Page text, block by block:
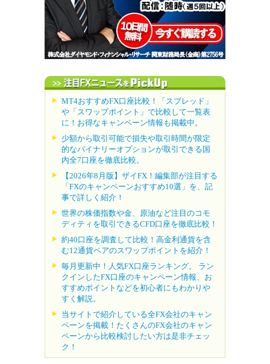
MT4おすすめFX口座比較！「スプレッド」
や「スワップポイント」で比較して一覧表
に！お得なキャンペーン情報も掲載中。
少額から取引可能で損失や取引時間が限定
的なバイナリーオプションが取引できる国
内全7口座を徹底比較。
【2026年8月版】ザイFX！編集部が注目する
「FXのキャンペーンおすすめ10選」を、記
事で詳しく紹介！
世界の株価指数や金、原油など注目のコモ
ディティを取引できるCFD口座を徹底比較！
約40口座を調査して比較！高金利通貨を含
む12通貨ペアのスワップポイントを紹介！
毎月更新中！人気FX口座ランキング。 ラン
クインしたFX口座のキャンペーン情報、お
すすめポイントなどを初心者にもわかりや
すく解説。
当サイトで紹介している全FX会社のキャン
ペーンを掲載！たくさんのFX会社のキャン
ペーンから比較検討したい方は是非チェッ
ク！